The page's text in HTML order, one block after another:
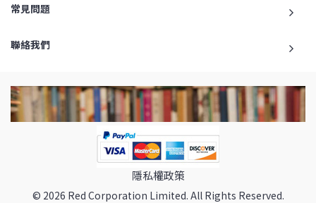
常見問題
聯絡我們
隱私權政策
© 2026 Red Corporation Limited. All Rights Reserved.